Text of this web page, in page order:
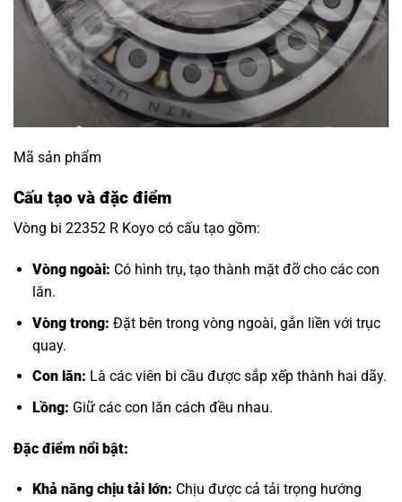
Mã sản phẩm
Cấu tạo và đặc điểm
Vòng bi 22352 R Koyo có cấu tạo gồm:
Vòng ngoài: Có hình trụ, tạo thành mặt đỡ cho các con
lăn.
Vòng trong: Đặt bên trong vòng ngoài, gắn liền với trục
quay.
Con lăn: Là các viên bi cầu được sắp xếp thành hai dãy.
Lồng: Giữ các con lăn cách đều nhau.
Đặc điểm nổi bật:
Khả năng chịu tải lớn: Chịu được cả tải trọng hướng